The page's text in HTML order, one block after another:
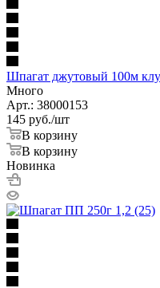
Шпагат джутовый 100м
Много
Арт.: 38000153
145 руб./шт
В корзину
В корзину
Новинка